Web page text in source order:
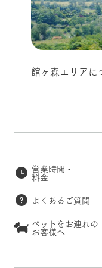
館ヶ森エリアに
営業時間・
料金
よくあるご質問
ペットをお連れの
お客様へ